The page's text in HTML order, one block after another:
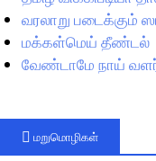
வரலாறு படைக்கும்
மக்கள்மெய் தீண்டல்
வேண்டாமே நாய்
மறுமொழிகள்